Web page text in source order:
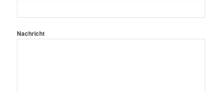
Nachricht